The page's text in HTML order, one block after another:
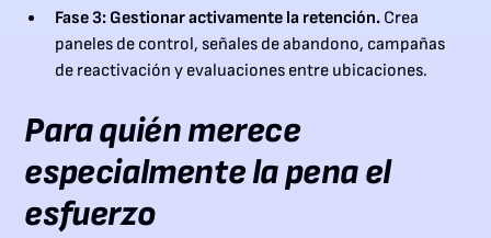
Fase 3: Gestionar activamente la retención. Crea
paneles de control, señales de abandono, campañas
de reactivación y evaluaciones entre ubicaciones.
Para quién merece
especialmente la pena el
esfuerzo